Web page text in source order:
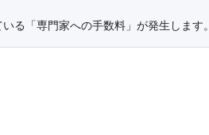
る「専門家への手数料」が発生します。